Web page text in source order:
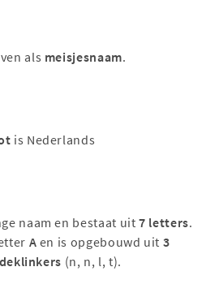
als meisjesnaam.
is Nederlands
naam en bestaat uit7 letters.
A en is opgebouwd uit 3
(n, n, l, t).